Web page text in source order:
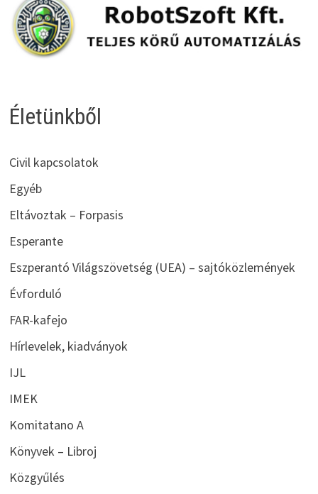
Életünkből
Civil kapcsolatok
Egyéb
Eltávoztak – Forpasis
Esperante
Eszperantó Világszövetség (UEA) – sajtóközlemények
Évforduló
FAR-kafejo
Hírlevelek, kiadványok
IJL
IMEK
Komitatano A
Könyvek – Libroj
Közgyűlés